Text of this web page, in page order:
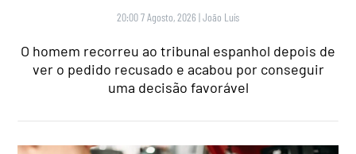
20:00 7 Agosto, 2026 |João Luís
O homem recorreu ao tribunal espanhol depois de
ver o pedido recusado e acabou por conseguir
uma decisão favorável